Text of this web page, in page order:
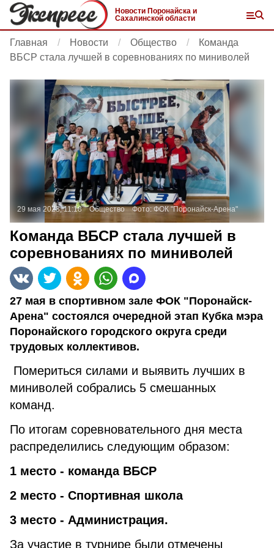
Новости Поронайска и
Сахалинской области
Главная Новости Общество
Команда
ВБСР стала лучшей в соревнованиях по миниволей
29 мая 2023, 11:18 Общество Фото: ФОК "Поронайск-Арена"
Команда ВБСР стала лучшей в
соревнованиях по миниволей
27 мая в спортивном зале ФОК "Поронайск-
Арена" состоялся очередной этап Кубка мэра
Поронайского городского округа среди
трудовых коллективов.
Помериться силами и выявить лучших в
миниволей собрались 5 смешанных
команд.
По итогам соревновательного дня места
распределились следующим образом:
1 место - команда ВБСР
2 место - Спортивная школа
3 место - Администрация.
За участие в турнире были отмечены